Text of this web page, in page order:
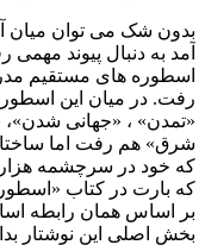
بدون شک می توان میان
آمد به دنبال پیوند
اسطوره های مستقیم
رفت. در میان این
«تمدن» ، «جهانی
شرق» هم رفت اما
که خود در سرچشمه
که بارت در کتاب
بر اساس همان رابطه
بخش اصلی این نوشتار